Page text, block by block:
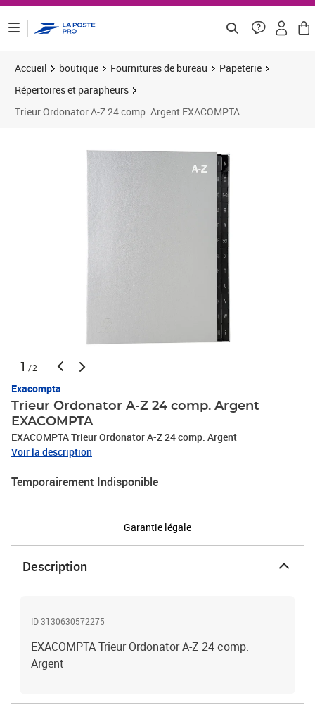
Accueil boutique Fournitures de bureau
Papeterie
Répertoires et parapheurs
Trieur Ordonator A-Z 24 comp. Argent EXACOMPTA
1 /2
Exacompta
Trieur Ordonator A-Z 24 comp. Argent
EXACOMPTA
EXACOMPTA Trieur Ordonator A-Z 24 comp. Argent
Voir la description
Temporairement Indisponible
Garantie légale
Description
ID 3130630572275
EXACOMPTA Trieur Ordonator A-Z 24 comp.
Argent